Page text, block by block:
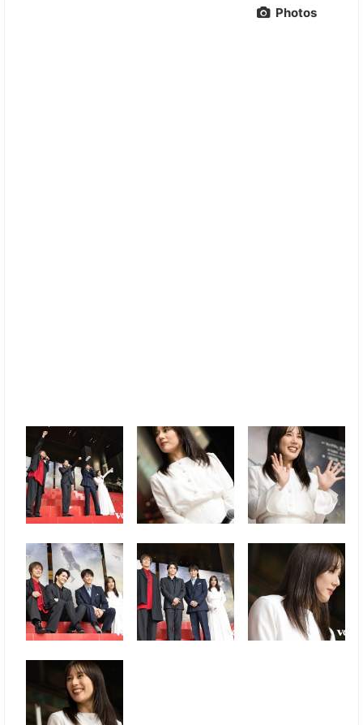
Photos